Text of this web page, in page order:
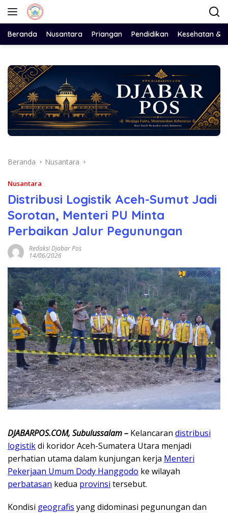
Langsung
Beranda Nusantara Priangan Pendidikan Kesehatan &
Beranda Nusantara
Nusantara
Distribusi Logistik Aceh-Sumut Jadi
Sorotan, Menteri PU Minta
Perbaikan Jalur Pegunungan
Redaksi Djabar Pos
14/06/2026
DJABARPOS.COM, Subulussalam – Kelancaran distribusi
logistikdi koridor Aceh-Sumatera Utara menjadi
perhatian utama dalam kunjungan kerja Menteri
Pekerjaan Umum Dody Hanggodo ke wilayah
perbatasan kedua provinsi tersebut.
Kondisi geografis yang didominasi pegunungan dan